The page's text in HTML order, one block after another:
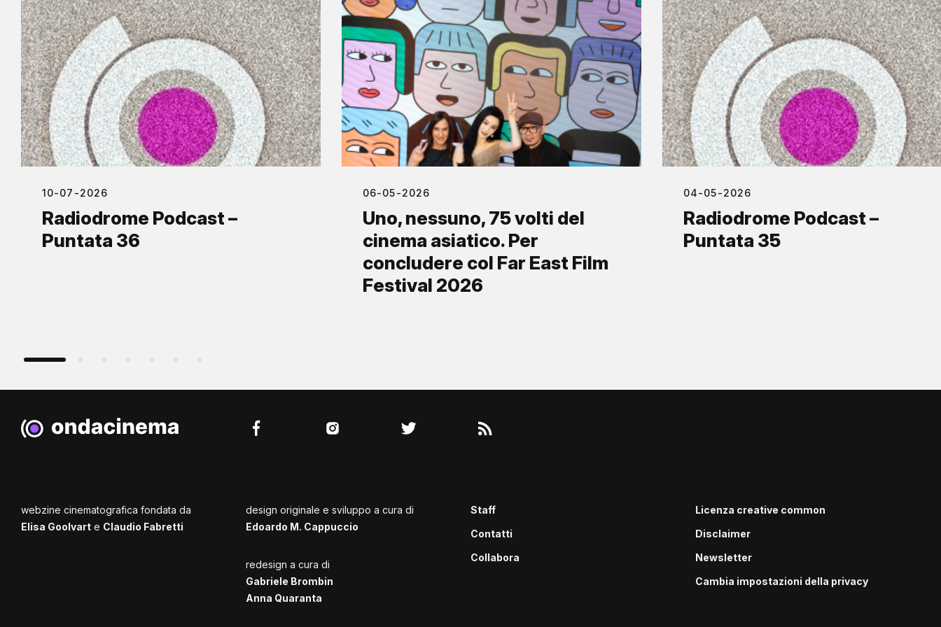
10-07-2026
Radiodrome Podcast –
Puntata 36
06-05-2026
Uno, nessuno, 75 volti del
cinema asiatico. Per
concludere col Far East Film
Festival 2026
04-05-2026
Radiodrome Podcast –
Puntata 35
webzine cinematografica fondata da
Elisa Goolvart e Claudio Fabretti
design originale e sviluppo a cura di
Edoardo M. Cappuccio
redesign a cura di
Gabriele Brombin
Anna Quaranta
Staff
Contatti
Collabora
Licenza creative common
Disclaimer
Newsletter
Cambia impostazioni della privacy